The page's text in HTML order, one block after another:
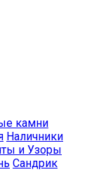
камни
Наличники
и Узоры
Сандрик